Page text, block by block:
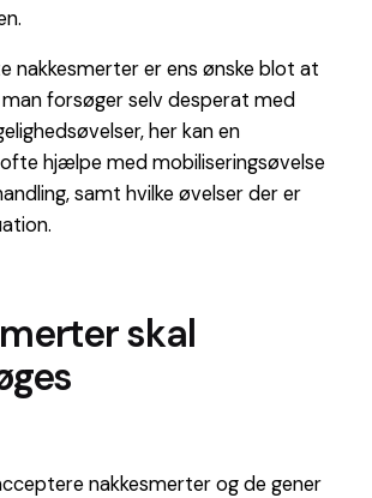
nakkesmerter er ens ønske blot at
forsøger selv desperat med
her kan en
hjælpe med mobiliseringsøvelse
samt hvilke øvelser der er
skal
nakkesmerter og de gener